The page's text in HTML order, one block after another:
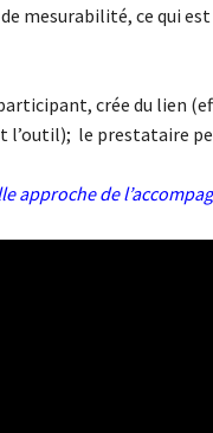
mesurabilité, ce qui
crée du lien
l’outil); le prestataire
approche de